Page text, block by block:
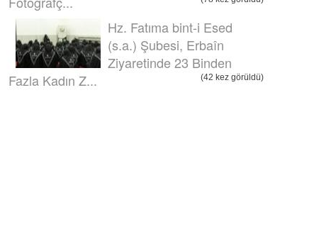
Hz. Fatıma bint-i Esed
(s.a.) Şubesi, Erbaîn
Ziyaretinde 23 Binden
Fazla Kadın Z...
(42 kez görüldü)